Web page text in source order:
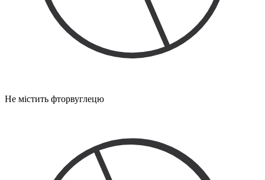
Не містить фторвуглецю